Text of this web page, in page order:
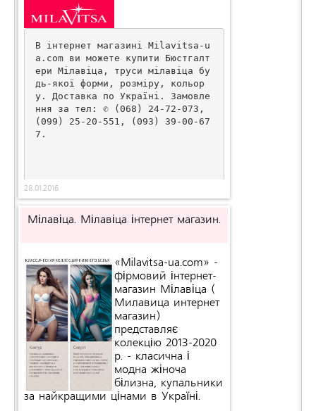
В інтернет магазині Milavitsa-u
a.com ви можете купити Бюстгалт
ери Мілавіца, труси мілавіца бу
дь-якої форми, розміру, кольор
у. Доставка по Україні. Замовле
ння за тел: ✆ (068) 24-72-073,
(099) 25-20-551, (093) 39-00-67
7.
28.01.2016
Мілавіца. Мілавіца інтернет магазин.
«Milavitsa-ua.com» -
фірмовий інтернет-
магазин Мілавіца (
Милавица интернет
магазин)
представляє
колекцію 2013-2020
р. - класична і
модна жіноча
білизна, купальники
за найкращими цінами в Україні.